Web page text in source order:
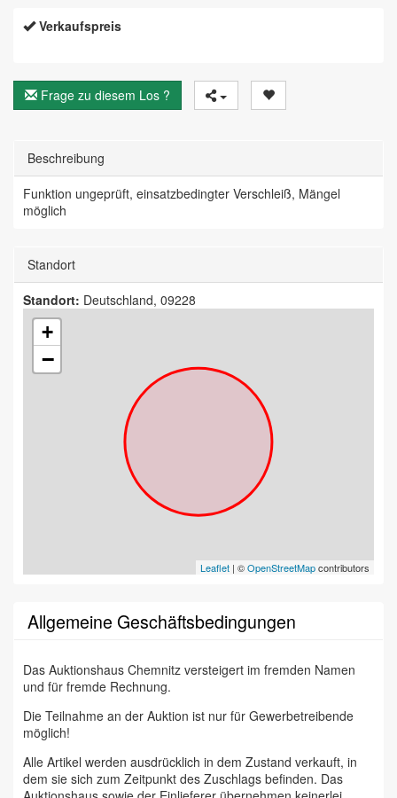
Verkaufspreis
Frage zu diesem Los ?
Beschreibung
Funktion ungeprüft, einsatzbedingter Verschleiß, Mängel
möglich
Standort
Standort: Deutschland, 09228
+
−
Leaflet | ©OpenStreetMapcontributors
Allgemeine Geschäftsbedingungen
Das Auktionshaus Chemnitz versteigert im fremden Namen
und für fremde Rechnung.
Die Teilnahme an der Auktion ist nur für Gewerbetreibende
möglich!
Alle Artikel werden ausdrücklich in dem Zustand verkauft, in
dem sie sich zum Zeitpunkt des Zuschlags befinden. Das